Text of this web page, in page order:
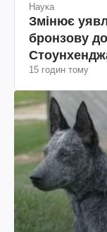
Наука
Змінює
бронзову
15 годин тому